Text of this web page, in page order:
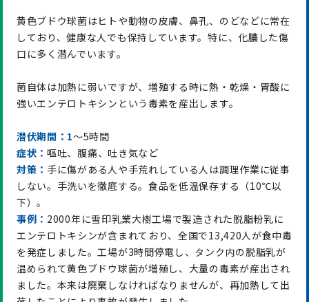
黄色ブドウ球菌はヒトや動物の皮膚、鼻孔、のどなどに常在
しており、健康な人でも保持しています。特に、化膿した傷
口に多く潜んでいます。
菌自体は加熱に弱いですが、増殖する時に熱・乾燥・胃酸に
強いエンテロトキシンという毒素を産出します。
潜伏期間： 1～5時間
症状： 嘔吐、腹痛、吐き気など
対策： 手に傷がある人や手荒れしている人は調理作業に従事
しない。手洗いを徹底する。食品を低温保存する（10℃以
下）。
事例： 2000年に雪印乳業大樹工場で製造された脱脂粉乳に
エンテロトキシンが含まれており、全国で13,420人が食中毒
を発症しました。工場が3時間停電し、タンク内の脱脂乳が
温められて黄色ブドウ球菌が増殖し、大量の毒素が産出され
ました。本来は廃棄しなければなりませんが、再加熱して出